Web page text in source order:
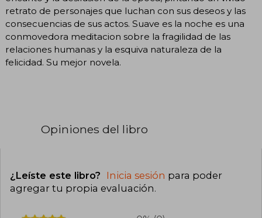
retrato de personajes que luchan con sus deseos y las
consecuencias de sus actos. Suave es la noche es una
conmovedora meditacion sobre la fragilidad de las
relaciones humanas y la esquiva naturaleza de la
felicidad. Su mejor novela.
Opiniones del libro
¿Leíste este libro? Inicia sesión para poder
agregar tu propia evaluación.